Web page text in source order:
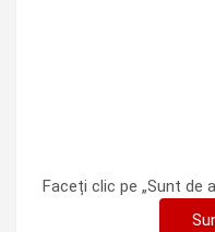
Faceți clic pe „Sunt de